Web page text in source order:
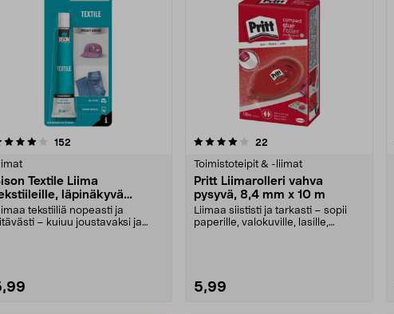
152
Textile Liima
läpinäkyvä
25 ml
tekstiiliä nopeasti ja
– kuiuu joustavaksi ja
4.0 viidestä
22
Toimistoteipit & -liimat
Pritt Liimarolleri vahva
pysyvä, 8,4 mm x 10 m
Liimaa siististi ja tarkasti – sopii
paperille, valokuville, lasille,
5,99
4.5 viidestä